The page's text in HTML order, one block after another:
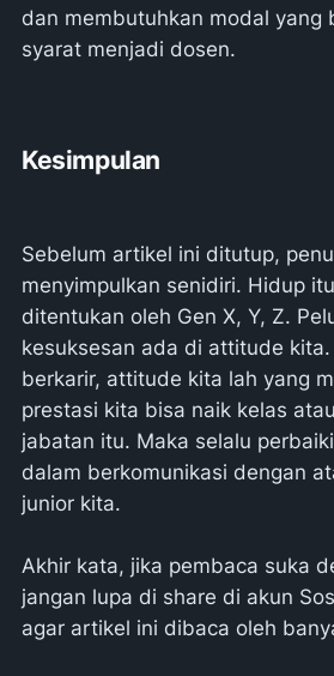
dan membutuhkan modal yang
syarat menjadi dosen.
Kesimpulan
Sebelum artikel ini ditutup,
menyimpulkan senidiri. Hidup
ditentukan oleh Gen X, Y, Z.
kesuksesan ada di attitude
berkarir, attitude kita lah yang
prestasi kita bisa naik kelas
jabatan itu. Maka selalu
dalam berkomunikasi dengan
junior kita.
Akhir kata, jika pembaca suka
jangan lupa di share di akun
agar artikel ini dibaca oleh